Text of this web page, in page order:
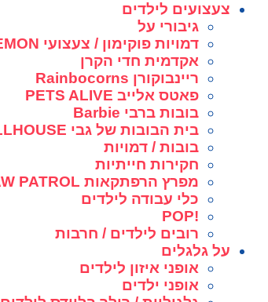
צעצועים לילדים
גיבורי על
דמויות פוקימון / צעצועי POKEMON
אקדמית חדי הקרן
ריינבוקורן Rainbocorns
פאטס אלייב PETS ALIVE
בובות ברבי Barbie
בית הבובות של גבי GABBY'S DOLLHOUSE
בובות / דמויות
חקירות חייתיות
מפרץ הרפתקאות PAW PATROL
כלי עבודה לילדים
!POP
רובים לילדים / חרבות
על גלגלים
אופני איזון לילדים
אופני ילדים